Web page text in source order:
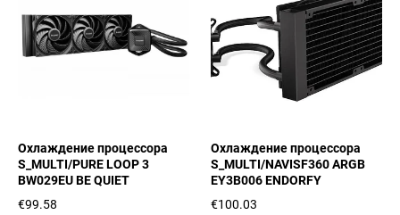
Охлаждение процессора
S_MULTI/PURE LOOP 3
BW029EU BE QUIET
€99.58
Охлаждение процессора
S_MULTI/NAVISF360 ARGB
EY3B006 ENDORFY
€100.03